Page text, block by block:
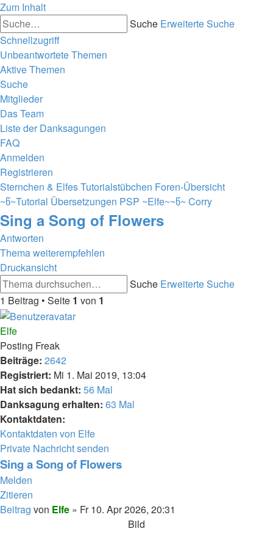
Zum Inhalt
Suche Erweiterte Suche
Schnellzugriff
Unbeantwortete Themen
Aktive Themen
Suche
Mitglieder
Das Team
Liste der Danksagungen
FAQ
Anmelden
Registrieren
Sternchen & Elfes Tutorialstübchen Foren-Übersicht
~წ~Tutorial Übersetzungen PSP ~Elfe~~წ~ Corry
Sing a Song of Flowers
Antworten
Thema weiterempfehlen
Druckansicht
Suche Erweiterte Suche
1 Beitrag • Seite 1 von 1
Elfe
Posting Freak
Beiträge: 2642
Registriert: Mi 1. Mai 2019, 13:04
Hat sich bedankt: 56 Mal
Danksagung erhalten: 63 Mal
Kontaktdaten:
Kontaktdaten von Elfe
Private Nachricht senden
Sing a Song of Flowers
Melden
Zitieren
Beitrag von Elfe » Fr 10. Apr 2026, 20:31
Bild